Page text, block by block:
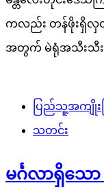
ကလည်း တန်ဖိုးရှိလှတဲ့
အတွက် မဲရုံအသီးသီး
ပြည်သူ့အကျိုး
သတင်း
မင်္ဂလာရှိသေ